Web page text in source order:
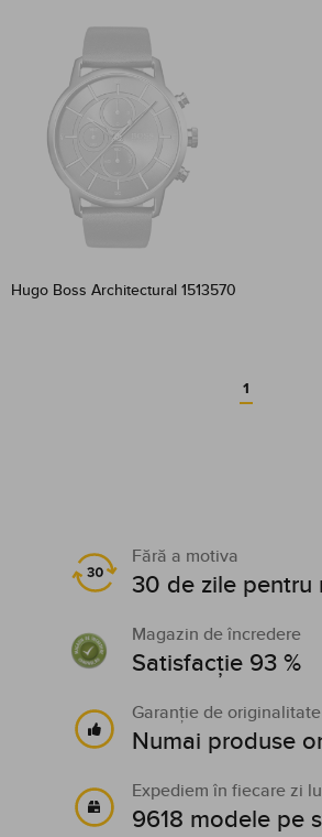
Hugo Boss Architectural 1513570
1
Fără a motiva
30 de zile pentru
Magazin de încredere
Satisfacție 93 %
Garanție de
Numai produse
Expediem în fiecare zi
9618 modele pe